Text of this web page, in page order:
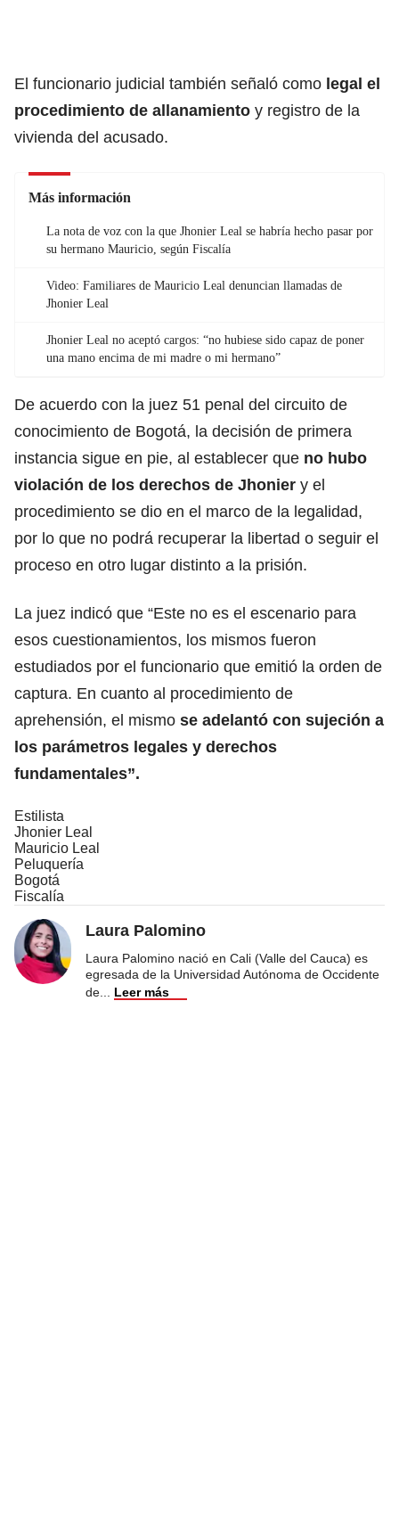
El funcionario judicial también señaló como legal el
procedimiento de allanamiento y registro de la
vivienda del acusado.
Más información
La nota de voz con la que Jhonier Leal se habría hecho pasar por
su hermano Mauricio, según Fiscalía
Video: Familiares de Mauricio Leal denuncian llamadas de
Jhonier Leal
Jhonier Leal no aceptó cargos: “no hubiese sido capaz de poner
una mano encima de mi madre o mi hermano”
De acuerdo con la juez 51 penal del circuito de
conocimiento de Bogotá, la decisión de primera
instancia sigue en pie, al establecer que no hubo
violación de los derechos de Jhonier y el
procedimiento se dio en el marco de la legalidad,
por lo que no podrá recuperar la libertad o seguir el
proceso en otro lugar distinto a la prisión.
La juez indicó que “Este no es el escenario para
esos cuestionamientos, los mismos fueron
estudiados por el funcionario que emitió la orden de
captura. En cuanto al procedimiento de
aprehensión, el mismo se adelantó con sujeción a
los parámetros legales y derechos
fundamentales”.
Estilista
Jhonier Leal
Mauricio Leal
Peluquería
Bogotá
Fiscalía
Laura Palomino
Laura Palomino nació en Cali (Valle del Cauca) es
egresada de la Universidad Autónoma de Occidente
de
Leer más